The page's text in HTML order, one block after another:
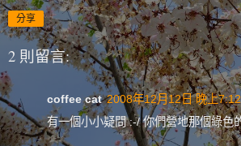
分享
2 則留言:
coffee cat 2008年12月12日 晚上
有一個小小疑問 :-/ 你們營地那個綠色